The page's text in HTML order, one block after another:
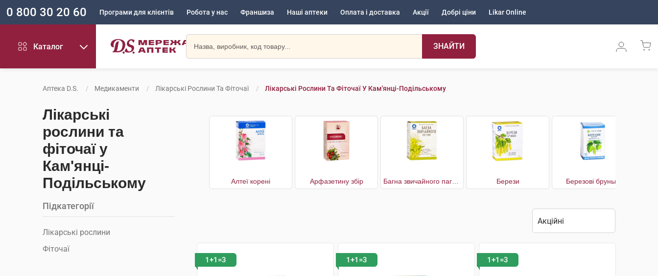
0 800 30 20 60 Програми для клієнтів Робота у нас Франшиза Наші аптеки Оплата і доставка Акції Добрі ціни Likar Online
Каталог ЗНАЙТИ
Аптека D.S. Медикаменти Лікарські Рослини Та Фіточаї Лікарські Рослини Та Фіточаї У Кам'янці-Подільському
Лікарські
рослини та
фіточаї у
Кам'янці-
Подільському
Підкатегорії
Лікарські рослини
Фіточаї
Алтеї корені Арфазетину збір Берези Березові бруньки
1+1=3 1+1=3 1+1=3